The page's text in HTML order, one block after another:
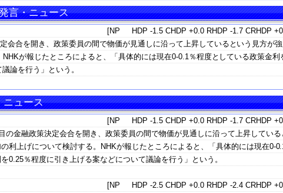
言・ニュース
[NP HDP -1.5 CHDP +0.0 RHDP -1.7 CRHDP
会合を開き、政策委員の間で物価が見通しに沿って上昇しているという見方が強
が報じたところによると、「具体的には現在0-0.1％程度としている政策金利
論を行う」という。
ニュース
[NP HDP -1.5 CHDP +0.0 RHDP -1.7 CRHDP
の金融政策決定会合を開き、政策委員の間で物価が見通しに沿って上昇している
利上げについて検討する。NHKが報じたところによると、「具体的には現在0-
0.25％程度に引き上げる案などについて議論を行う」という。
[NP HDP -2.5 CHDP +0.0 RHDP -2.4 CRHDP